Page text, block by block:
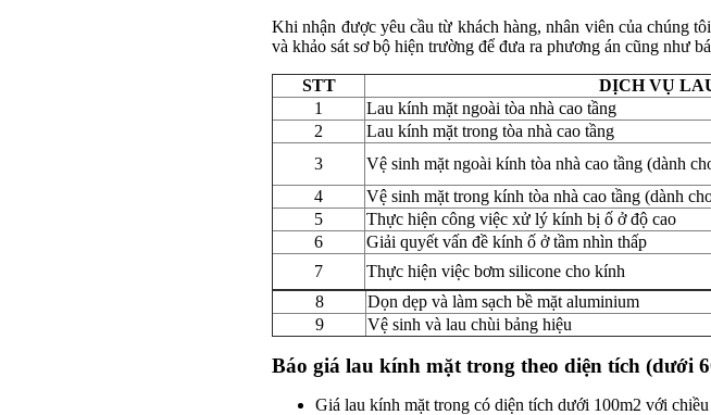
Khi nhận được yêu cầu từ khách hàng, nhân viên của chúng
và khảo sát sơ bộ hiện trường để đưa ra phương án cũng như
STT DỊCH VỤ
1
Lau kính mặt ngoài tòa nhà cao tầng
2
Lau kính mặt trong tòa nhà cao tầng
3
Vệ sinh mặt ngoài kính tòa nhà cao tầng (dành
4
Vệ sinh mặt trong kính tòa nhà cao tầng (dành
5
Thực hiện công việc xử lý kính bị ố ở độ cao
6
Giải quyết vấn đề kính ố ở tầm nhìn thấp
7
Thực hiện việc bơm silicone cho kính
8
Dọn dẹp và làm sạch bề mặt aluminium
9
Vệ sinh và lau chùi bảng hiệu
Báo giá lau kính mặt trong theo diện tích (dưới
Giá lau kính mặt trong có diện tích dưới 100m2 với